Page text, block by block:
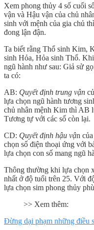
Xem phong thủy 4 số cuối
vận và Hậu vận của chủ
sinh với mệnh của gia chủ
đong lận đận.
Ta biết rằng Thổ sinh Kim,
sinh Hỏa, Hỏa sinh Thổ.
ngũ hành như sau: Giả sử
ta có:
AB: Quyết định trung vận
lựa chọn ngũ hành tương
chủ nhân mệnh Kim thì AB
Tương tự với các số còn lại.
CD: Quyết định hậu vận
chọn số điện thoại ứng với
lựa chọn con số mang ngũ
Thông thường khi lựa chọn
nhất ở độ tuổi trên 25. Với
lựa chọn sim phong thủy
>> Xem thêm:
Đừng dại phạm những điều